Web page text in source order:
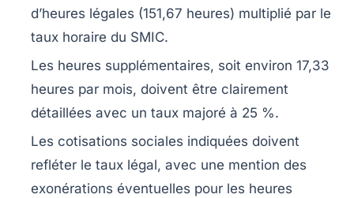
d’heures légales (151,67 heures) multiplié par le
taux horaire du SMIC.
Les heures supplémentaires, soit environ 17,33
heures par mois, doivent être clairement
détaillées avec un taux majoré à 25 %.
Les cotisations sociales indiquées doivent
refléter le taux légal, avec une mention des
exonérations éventuelles pour les heures